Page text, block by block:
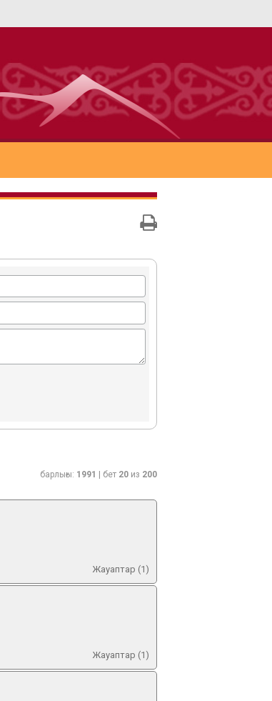
барлығы: 1991 | бет 20 из 200
Жауаптар (1)
Жауаптар (1)